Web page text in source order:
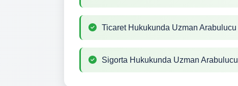
Ticaret Hukukunda Uzman Arabulucu
Sigorta Hukukunda Uzman Arabulucu